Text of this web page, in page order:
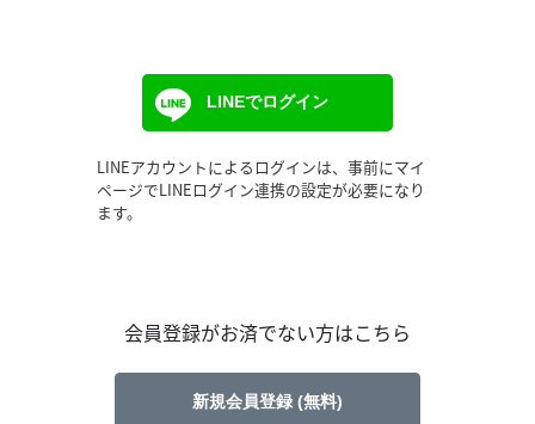
LINEでログイン
LINEアカウントによるログインは、事前にマイ
ページでLINEログイン連携の設定が必要になり
ます。
会員登録がお済でない方はこちら
新規会員登録 (無料)